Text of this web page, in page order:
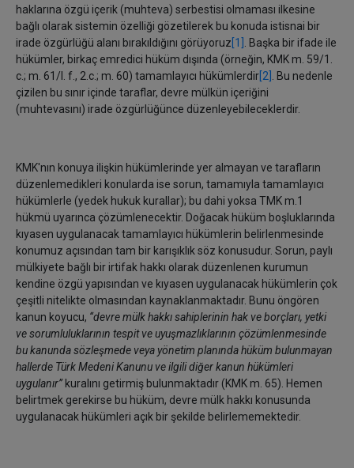
haklarına özgü içerik (muhteva) serbestisi olmaması ilkesine
bağlı olarak sistemin özelliği gözetilerek bu konuda istisnai bir
irade özgürlüğü alanı bırakıldığını görüyoruz [1]
. Başka bir ifade ile
hükümler, birkaç emredici hüküm dışında (örneğin, KMK m. 59/1.
c.; m. 61/I. f., 2.c.; m. 60) tamamlayıcı hükümlerdir [2]
. Bu nedenle
çizilen bu sınır içinde taraflar, devre mülkün içeriğini
(muhtevasını) irade özgürlüğünce düzenleyebileceklerdir.
KMK'nın konuya ilişkin hükümlerinde yer almayan ve tarafların
düzenlemedikleri konularda ise sorun, tamamıyla tamamlayıcı
hükümlerle (yedek hukuk kurallar); bu dahi yoksa TMK m.1
hükmü uyarınca çözümlenecektir. Doğacak hüküm boşluklarında
kıyasen uygulanacak tamamlayıcı hükümlerin belirlenmesinde
konumuz açısından tam bir karışıklık söz konusudur. Sorun, paylı
mülkiyete bağlı bir irtifak hakkı olarak düzenlenen kurumun
kendine özgü yapısından ve kıyasen uygulanacak hükümlerin çok
çeşitli nitelikte olmasından kaynaklanmaktadır. Bunu öngören
kanun koyucu, ‘‘devre mülk hakkı sahiplerinin hak ve borçları, yetki
ve sorumluluklarının tespit ve uyuşmazlıklarının çözümlenmesinde
bu kanunda sözleşmede veya yönetim planında hüküm bulunmayan
hallerde Türk Medeni Kanunu ve ilgili diğer kanun hükümleri
uygulanır’’ kuralını getirmiş bulunmaktadır (KMK m. 65). Hemen
belirtmek gerekirse bu hüküm, devre mülk hakkı konusunda
uygulanacak hükümleri açık bir şekilde belirlememektedir.